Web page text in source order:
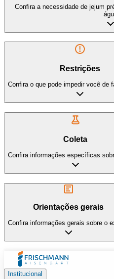
Confira a necessidade de jejum
Restrições
Confira o que pode impedir você de
Coleta
Confira informações específicas
Orientações gerais
Confira informações gerais sobre o
Institucional